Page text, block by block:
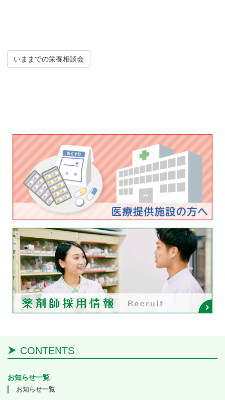
いままでの栄養相談会
CONTENTS
お知らせ一覧
お知らせ一覧